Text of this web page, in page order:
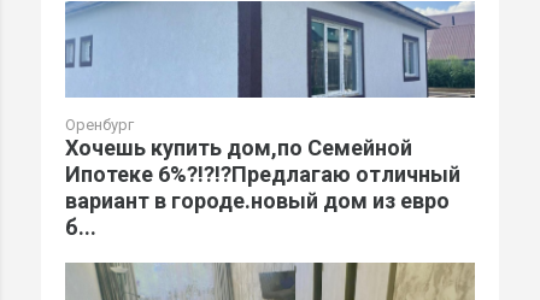
Оренбург
Хочешь купить дом,по Семейной
Ипотеке 6%?!?!?Предлагаю отличный
вариант в городе.новый дом из евро
б...